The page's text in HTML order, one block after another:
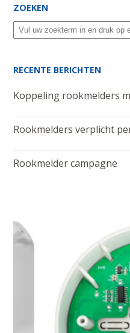
ZOEKEN
RECENTE BERICHTEN
Koppeling rookmelders
Rookmelders verplicht
Rookmelder campagne